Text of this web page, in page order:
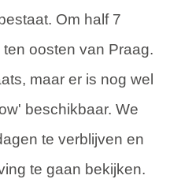
Om half 7
oosten van Praag.
maar er is nog wel
beschikbaar. We
te verblijven en
te gaan bekijken.